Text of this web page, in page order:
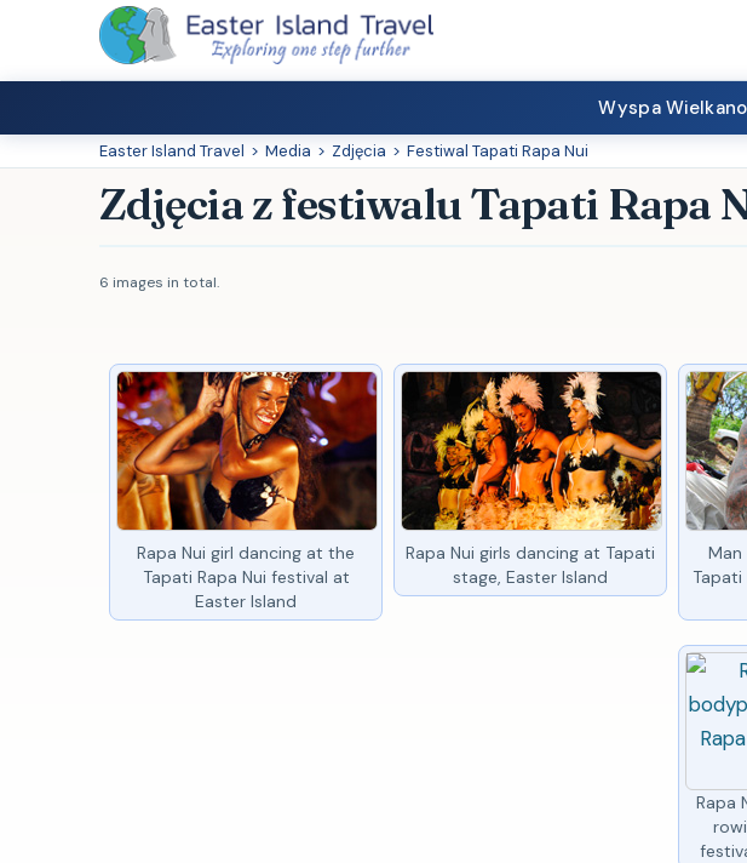
Wyspa
Easter Island Travel > Media > Zdjęcia > Festiwal Tapati Rapa Nui
Zdjęcia z festiwalu Tapati Rapa
6 images in total.
Rapa Nui girl dancing at the
Tapati Rapa Nui festival at
Easter Island
Rapa Nui girls dancing at Tapati
stage, Easter Island
Tapati
Rapa